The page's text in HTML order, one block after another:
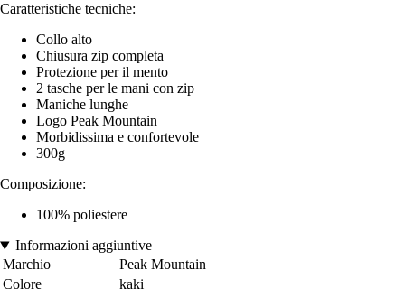
Caratteristiche tecniche:
Collo alto
Chiusura zip completa
Protezione per il mento
2 tasche per le mani con zip
Maniche lunghe
Logo Peak Mountain
Morbidissima e confortevole
300g
Composizione:
100% poliestere
Informazioni aggiuntive
Marchio
Peak Mountain
Colore
kaki